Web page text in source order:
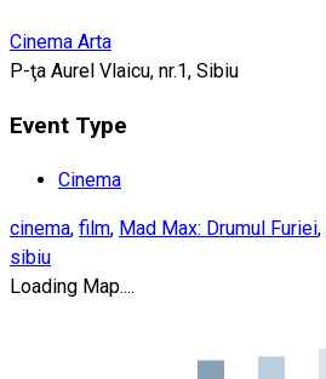
Cinema Arta
P-ţa Aurel Vlaicu, nr.1, Sibiu
Event Type
Cinema
cinema, film, Mad Max: Drumul Furiei,
sibiu
Loading Map....